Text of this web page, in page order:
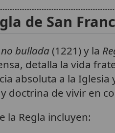
de San
no bullada(1221) y la
detalla la vida
absoluta a la Iglesia
doctrina de vivir en
la Regla incluyen: